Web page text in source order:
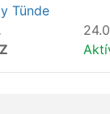
Tünde